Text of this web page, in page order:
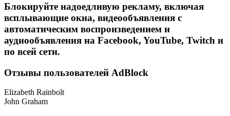
Блокируйте надоедливую рекламу, включая
всплывающие окна, видеообъявления с
автоматическим воспроизведением и
аудиообъявления на Facebook, YouTube, Twitch и
по всей сети.
Отзывы пользователей AdBlock
Elizabeth Rainbolt
John Graham